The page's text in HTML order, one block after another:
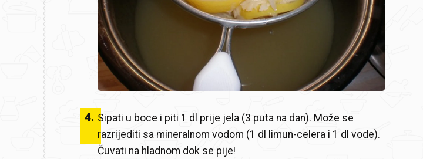
4. Sipati u boce i piti 1 dl prije jela (3 puta na dan). Može se
razrijediti sa mineralnom vodom (1 dl limun-celera i 1 dl vode).
Čuvati na hladnom dok se pije!